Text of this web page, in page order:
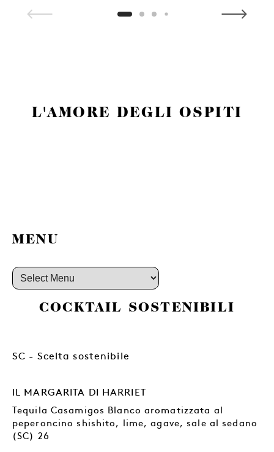
L'AMORE DEGLI OSPITI
MENU
COCKTAIL SOSTENIBILI
SC - Scelta sostenibile
IL MARGARITA DI HARRIET
Tequila Casamigos Blanco aromatizzata al
peperoncino shishito, lime, agave, sale al sedano
(SC) 26